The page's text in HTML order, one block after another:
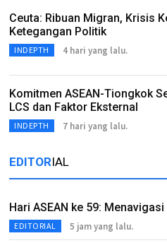
Ceuta: Ribuan Migran, Krisis
Ketegangan Politik
INDEPTH 4 hari yang lalu.
Komitmen ASEAN-Tiongkok
LCS dan Faktor Eksternal
INDEPTH 7 hari yang lalu.
EDITORIAL
Hari ASEAN ke 59:
EDITORIAL 5 jam yang lalu.